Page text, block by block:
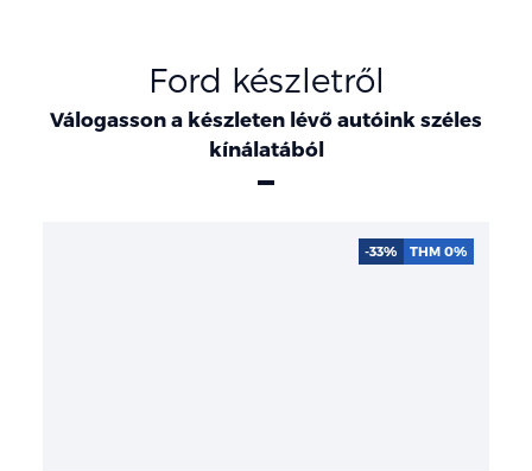
Ford készletről
Válogasson a készleten lévő autóink széles
kínálatából
-33% THM 0%